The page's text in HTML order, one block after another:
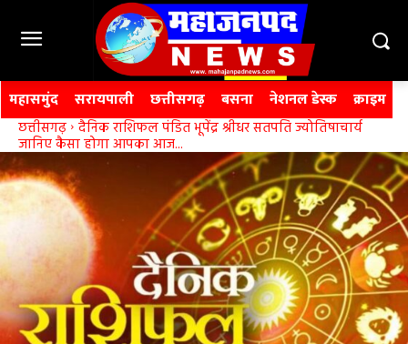
महासमुंद सरायपाली छत्तीसगढ़ बसना नेशनल डेस्क क्राइम
छत्तीसगढ़ दैनिक राशिफल पंडित भूपेंद्र श्रीधर सतपति ज्योतिषाचार्य
जानिए कैसा होगा आपका आज...